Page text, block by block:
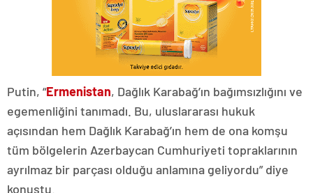
Putin, “Ermenistan, Dağlık Karabağ’ın bağımsızlığını ve
egemenliğini tanımadı. Bu, uluslararası hukuk
açısından hem Dağlık Karabağ’ın hem de ona komşu
tüm bölgelerin Azerbaycan Cumhuriyeti topraklarının
ayrılmaz bir parçası olduğu anlamına geliyordu” diye
konuştu.